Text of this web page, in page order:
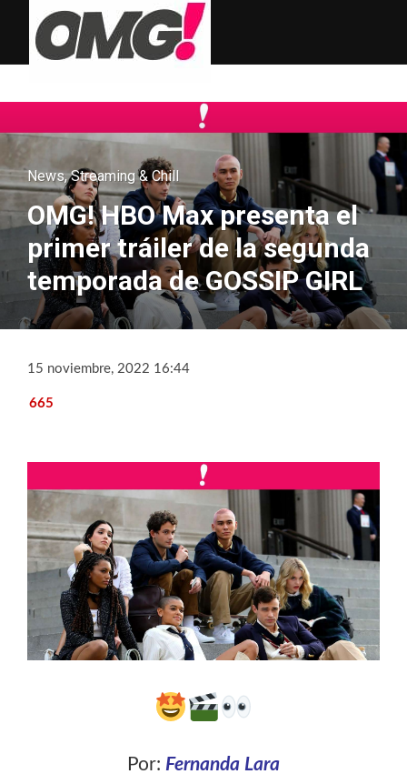
News,Streaming & Chill
OMG! HBO Max presenta el
primer tráiler de la segunda
temporada de GOSSIP GIRL
15 noviembre, 2022 16:44
665
Por: Fernanda Lara